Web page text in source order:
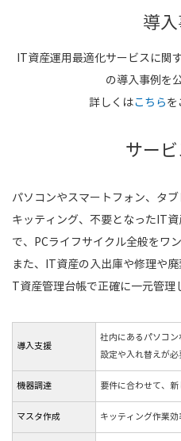
導入
IT資産運用最適化サービスに関
の導入事例を
詳しくはこちらを
サー
パソコンやスマートフォン、タ
キッティング、不要となったIT
で、PCライフサイクル全般をワ
また、IT資産の入出庫や修理や
T資産管理台帳で正確に一元管理
導入支援
社内にあるパソコ
設定や入れ替えが
機器調達 要件に合わせて、
マスタ作成 キッティング作業